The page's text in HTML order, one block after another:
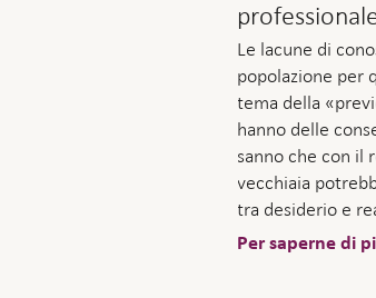
Le lacune di
popolazione per
tema della
hanno delle
sanno che con il
vecchiaia
tra desiderio e
Per saperne di